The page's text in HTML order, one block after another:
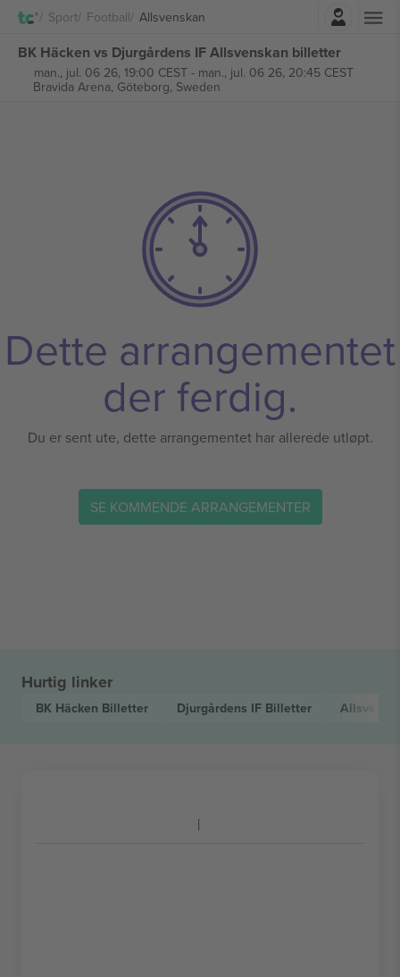
Sport Football Allsvenskan
BK Häcken vs Djurgårdens IF Allsvenskan billetter
man., jul. 06 26, 19:00 CEST- man., jul. 06 26, 20:45 CEST
Bravida Arena, Göteborg, Sweden
Dette arrangementet
der ferdig.
Du er sent ute, dette arrangementet har allerede utløpt.
SE KOMMENDE ARRANGEMENTER
Hurtig linker
BK Häcken Billetter Djurgårdens IF Billetter